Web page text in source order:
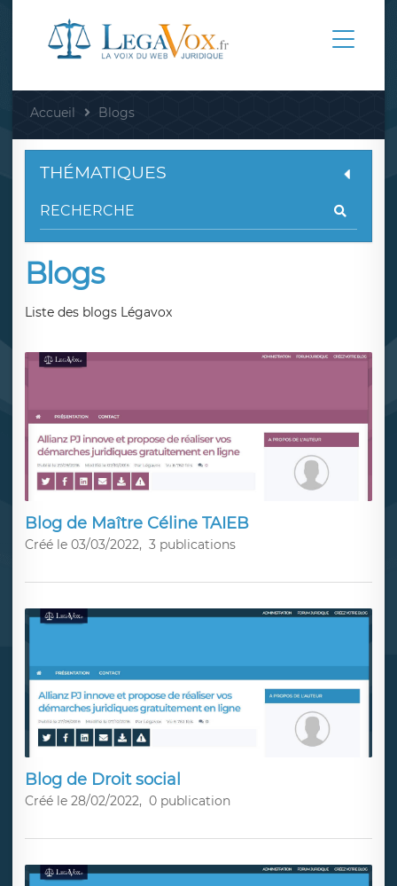
Accueil Blogs
Blogs
Liste des blogs Légavox
Blog de Maître Céline TAIEB
Créé le 03/03/2022, 3 publications
Blog de Droit social
Créé le 28/02/2022, 0 publication
THÉMATIQUES